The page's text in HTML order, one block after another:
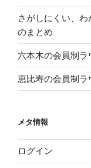
さがしにくい、
のまとめ
六本木の会員制ラ
恵比寿の会員制ラ
メタ情報
ログイン